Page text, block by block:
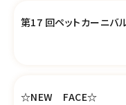
第17 回ペットカーニバ
☆NEW FACE☆